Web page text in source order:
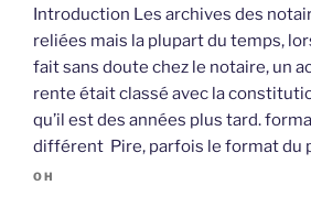
Introduction Les archives des
reliées mais la plupart du temps,
fait sans doute chez le notaire, un
rente était classé avec la
qu’il est des années plus tard.
différent Pire, parfois le format du
OH